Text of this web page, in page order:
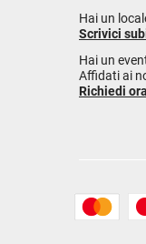
Hai un
Scrivici
Hai un
Affidati ai
Richiedi